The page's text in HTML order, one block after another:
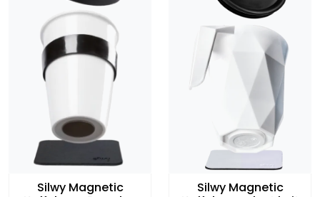
Silwy Magnetic
Silwy Magnetic